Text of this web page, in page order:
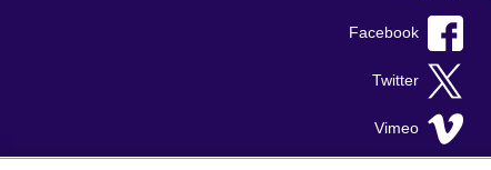
Facebook
Twitter
Vimeo